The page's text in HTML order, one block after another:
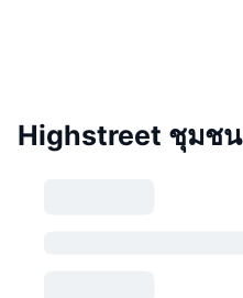
Highstreet ชุมชน